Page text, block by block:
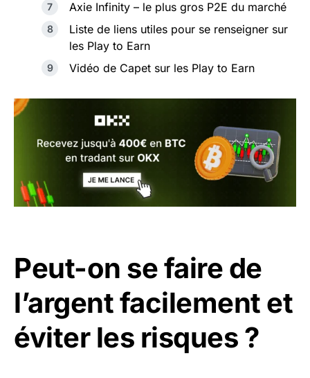
Axie Infinity – le plus gros P2E du marché
Liste de liens utiles pour se renseigner sur
les Play to Earn
Vidéo de Capet sur les Play to Earn
Peut-on se faire de
l’argent facilement et
éviter les risques ?